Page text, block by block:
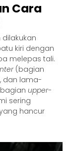
Cara
kiri dengan
melepas tali.
(bagian
dan lama-
upper-
sering
hancur